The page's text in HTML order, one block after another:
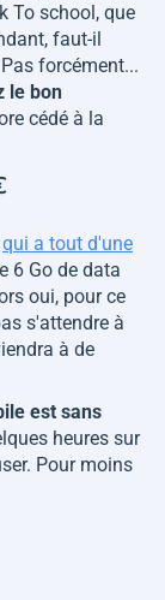
To school, que
faut-il
forcément...
le bon
cédé à la
qui a tout d'une
6 Go de data
oui, pour ce
s'attendre à
à de
est sans
heures sur
Pour moins